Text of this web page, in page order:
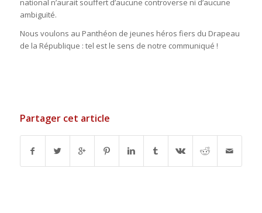
ambiguïté.
Nous voulons au Panthéon de jeunes héros fiers du Drapeau
de la République : tel est le sens de notre communiqué !
Partager cet article